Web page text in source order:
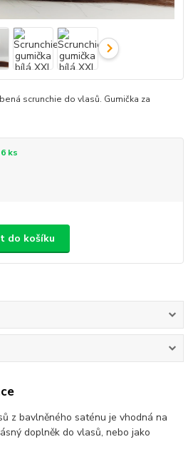
scrunchie do vlasů. Gumička za
ks
do košíku
z bavlněného saténu je vhodná na
doplněk do vlasů, nebo jako